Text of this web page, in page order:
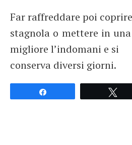
Far raffreddare poi
stagnola o mettere in una
migliore l’indomani e si
conserva diversi giorni.